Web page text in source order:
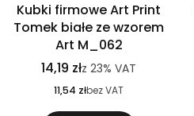
Kubki firmowe Art Print
Tomek białe ze wzorem
Art M_062
14,19 złz 23% VAT
11,54 złbez VAT